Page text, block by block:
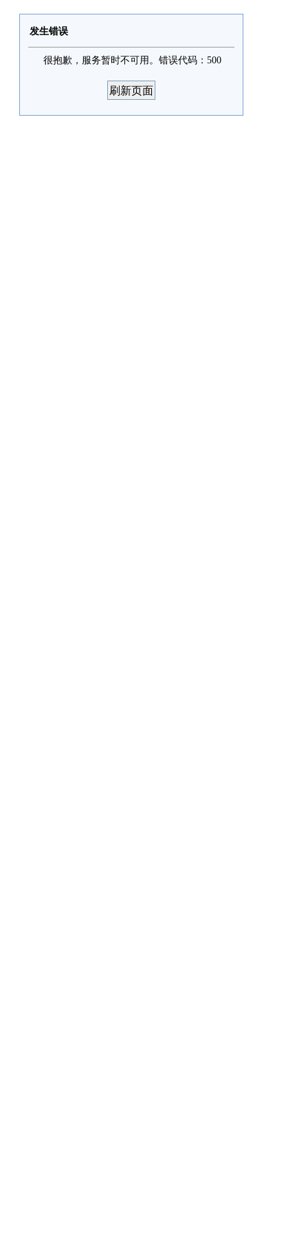
发生错误
很抱歉，服务暂时不可用。错误代码：500